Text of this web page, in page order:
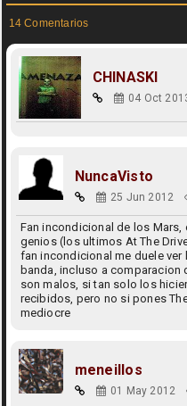
14 Comentarios
CHINASKI
04 Oct
NuncaVisto
25 Jun 2012
Fan incondicional de los
genios (los ultimos At The
fan incondicional me duele
banda, incluso a
son malos, si tan solo los
recibidos, pero no si pones
mediocre
meneillos
01 May 2012